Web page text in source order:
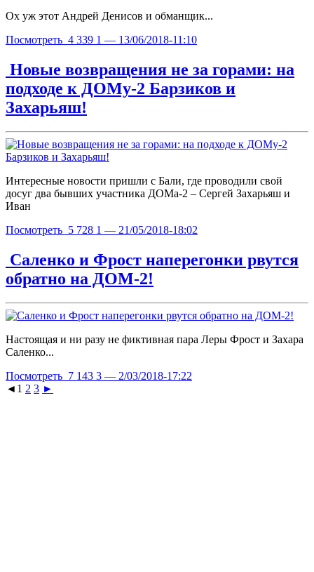
Ох уж этот Андрей Денисов и обманщик...
Посмотреть 4 339 1 — 13/06/2018-11:10
Новые возвращения не за горами: на
подходе к ДОМу-2 Барзиков и
Захарьяш!
Интересные новости пришли с Бали, где проводили свой
досуг два бывших участника ДОМа-2 – Сергей Захарьяш и
Иван
Посмотреть 5 728 1 — 21/05/2018-18:02
Саленко и Фрост наперегонки рвутся
обратно на ДОМ-2!
Настоящая и ни разу не фиктивная пара Леры Фрост и Захара
Саленко...
Посмотреть 7 143 3 — 2/03/2018-17:22
◄ 1 2 3 ►